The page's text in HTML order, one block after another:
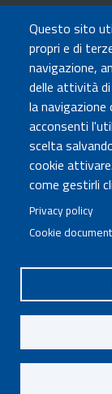
Questo sito
propri e di
navigazione,
delle attività
la
acconsenti
scelta
cookie
come gestirli
Privacy policy
Cookie
TRASPARENZA
Atti di notifica
Albo online
Concorsi
COMUNICA
Urp
Posta
Sedi e contatti
MENU
Mappa
Cookie